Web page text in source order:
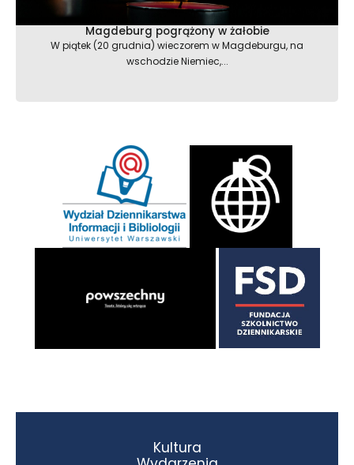
Magdeburg pogrążony w żałobie
W piątek (20 grudnia) wieczorem w Magdeburgu, na
wschodzie Niemiec,...
Kultura